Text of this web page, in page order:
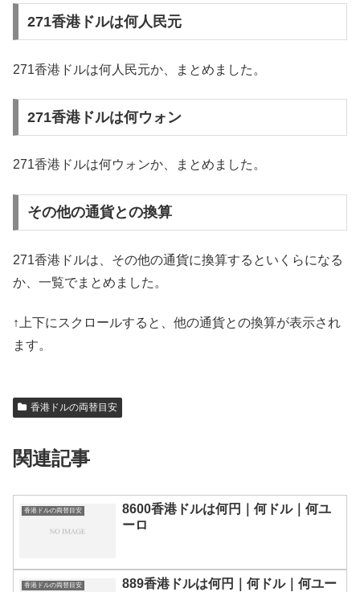
271香港ドルは何人民元
271香港ドルは何人民元か、まとめました。
271香港ドルは何ウォン
271香港ドルは何ウォンか、まとめました。
その他の通貨との換算
271香港ドルは、その他の通貨に換算するといくらになる
か、一覧でまとめました。
↑上下にスクロールすると、他の通貨との換算が表示され
ます。
香港ドルの両替目安
関連記事
香港ドルの両替目安
8600香港ドルは何円｜何ドル｜何ユ
ーロ
香港ドルの両替目安
889香港ドルは何円｜何ドル｜何ユー